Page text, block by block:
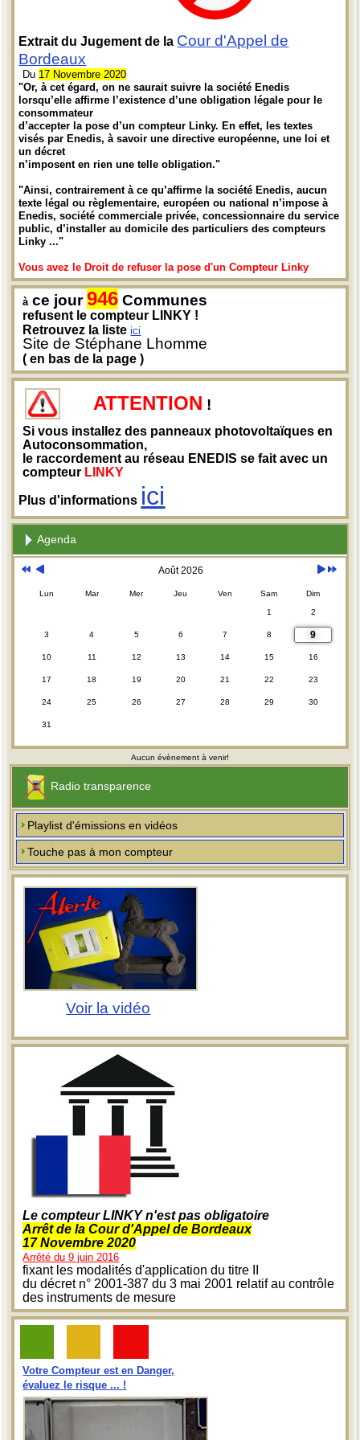
Extrait du Jugement de la Cour d'Appel de
Bordeaux
Du 17 Novembre 2020
"Or, à cet égard, on ne saurait suivre la société Enedis
lorsqu’elle affirme l’existence d’une obligation légale pour le
consommateur
d’accepter la pose d’un compteur Linky. En effet, les textes
visés par Enedis, à savoir une directive européenne, une loi et
un décret
n’imposent en rien une telle obligation."
"Ainsi, contrairement à ce qu’affirme la société Enedis, aucun
texte légal ou règlementaire, européen ou national n’impose à
Enedis, société commerciale privée, concessionnaire du service
public, d’installer au domicile des particuliers des compteurs
Linky ..."
Vous avez le Droit de refuser la pose d'un Compteur Linky
à ce jour946 Communes
refusent le compteur LINKY !
Retrouvez la listeici
Site de Stéphane Lhomme
( en bas de la page )
ATTENTION !
Si vous installez des panneaux photovoltaïques en
Autoconsommation,
le raccordement au réseau ENEDIS se fait avec un
compteur LINKY
Plus d'informations ici
Agenda
Août 2026
Lun Mar Mer Jeu Ven Sam Dim
1 2
3 4 5 6 7 8 9
10 11 12 13 14 15 16
17 18 19 20 21 22 23
24 25 26 27 28 29 30
31
Aucun évènement à venir!
Radio transparence
Playlist d'émissions en vidéos
Touche pas à mon compteur
Voir la vidéo
Le compteur LINKY n'est pas obligatoire
Arrêt de la Cour d'Appel de Bordeaux
17 Novembre 2020
Arrêté du 9 juin 2016
fixant les modalités d'application du titre II
du décret n° 2001-387 du 3 mai 2001 relatif au contrôle
des instruments de mesure
Votre Compteur est en Danger,
évaluez le risque ... !